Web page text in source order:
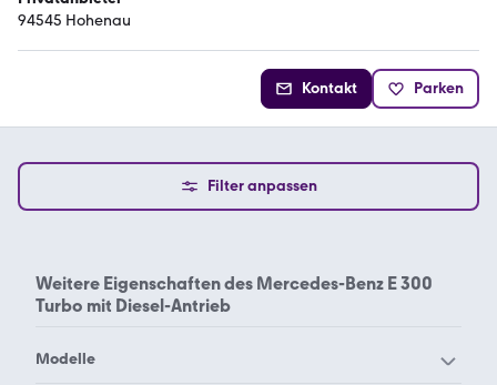
94545 Hohenau
Kontakt Parken
Filter anpassen
Weitere Eigenschaften des Mercedes-Benz E 300
Turbo mit Diesel-Antrieb
Modelle